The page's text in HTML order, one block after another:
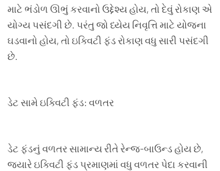
માટે ભંડોળ ઊભું કરવાનો ઉદ્દેશ્ય હોય, તો દેવું રોકાણ એ
યોગ્ય પસંદગી છે. પરંતુ જો ધ્યેય નિવૃત્તિ માટે યોજના
ઘડવાનો હોય, તો ઇક્વિટી ફંડ રોકાણ વધુ સારી પસંદગી
છે.
ડેટ સામે ઇક્વિટી ફંડ: વળતર
ડેટ ફંડનું વળતર સામાન્ય રીતે રેન્જ-બાઉન્ડ હોય છે,
જ્યારે ઇક્વિટી ફંડ પ્રમાણમાં વધુ વળતર પેદા કરવાની